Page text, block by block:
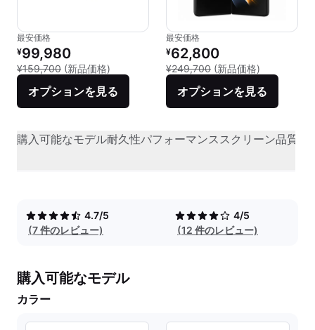
最安価格
リファービッシュ品の価格：
¥99,980
¥159,700 (新品価格) 新品との比較：¥159,700
オプションを見る
最安価格
リファービッシュ品の価格：
¥62,800
¥249,700 (新品価格)
オプションを見る
購入可能なモデル耐久性パフォーマンススクリーン品質
4.7/5
(7 件のレビュー)
4/5
(12 件のレビュー)
購入可能なモデル
カラー